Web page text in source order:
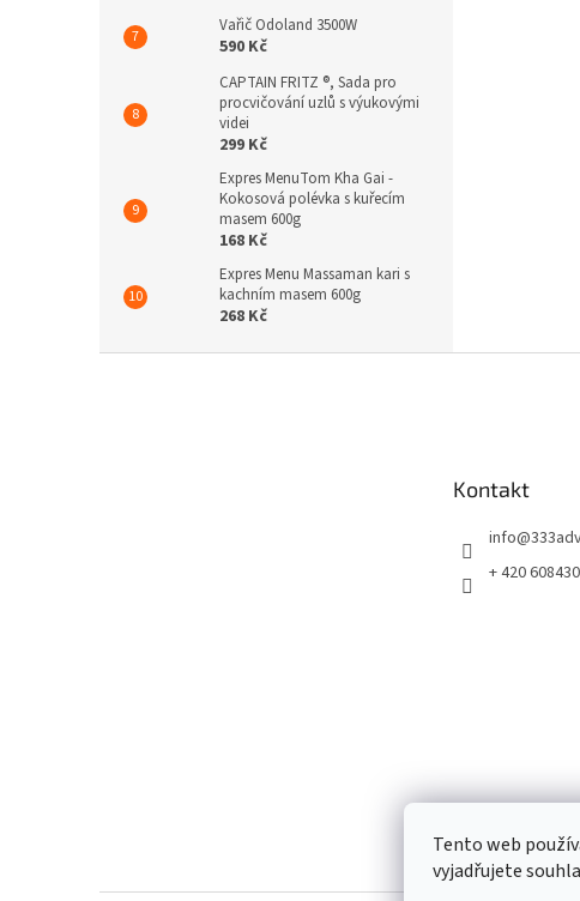
Tento web
vyjadřujete
Vařič Odoland 3500W
590 Kč
CAPTAIN FRITZ ®, Sada pro
procvičování uzlů s výukovými
videi
299 Kč
Expres MenuTom Kha Gai -
Kokosová polévka s kuřecím
masem 600g
168 Kč
Expres Menu Massaman kari s
kachním masem 600g
268 Kč
Kontakt
info@
+ 420